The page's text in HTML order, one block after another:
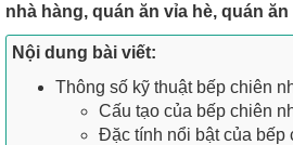
nhà hàng, quán ăn vỉa hè, quán
Nội dung bài viết:
Thông số kỹ thuật bếp chiên
Cấu tạo của bếp chiên
Đặc tính nổi bật của bếp